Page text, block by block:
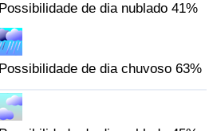
Possibilidade de dia nublado 41%
Possibilidade de dia chuvoso 63%